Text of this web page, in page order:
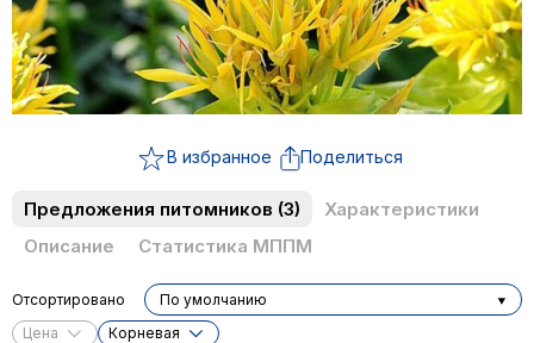
В избранное Поделиться
Предложения питомников (3)
Характеристики
Описание
Статистика МППМ
Цена Корневая
Отсортировано По умолчанию